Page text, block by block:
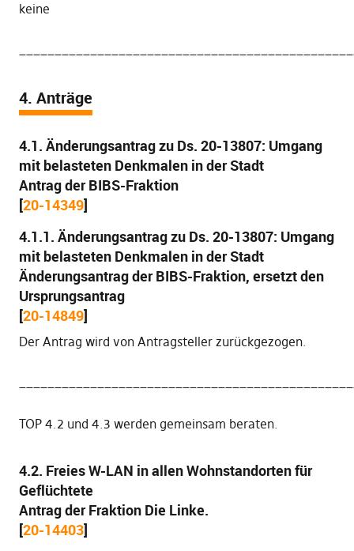
keine
4. Anträge
4.1. Änderungsantrag zu Ds. 20-13807: Umgang
mit belasteten Denkmalen in der Stadt
Antrag der BIBS-Fraktion
[20-14349]
4.1.1. Änderungsantrag zu Ds. 20-13807: Umgang
mit belasteten Denkmalen in der Stadt
Änderungsantrag der BIBS-Fraktion, ersetzt den
Ursprungsantrag
[20-14849]
Der Antrag wird von Antragsteller zurückgezogen.
TOP 4.2 und 4.3 werden gemeinsam beraten.
4.2. Freies W-LAN in allen Wohnstandorten für
Geflüchtete
Antrag der Fraktion Die Linke.
[20-14403]